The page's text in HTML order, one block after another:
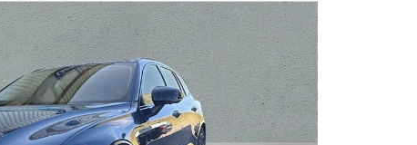
Aanbod
Diensten
Over ons
Contact